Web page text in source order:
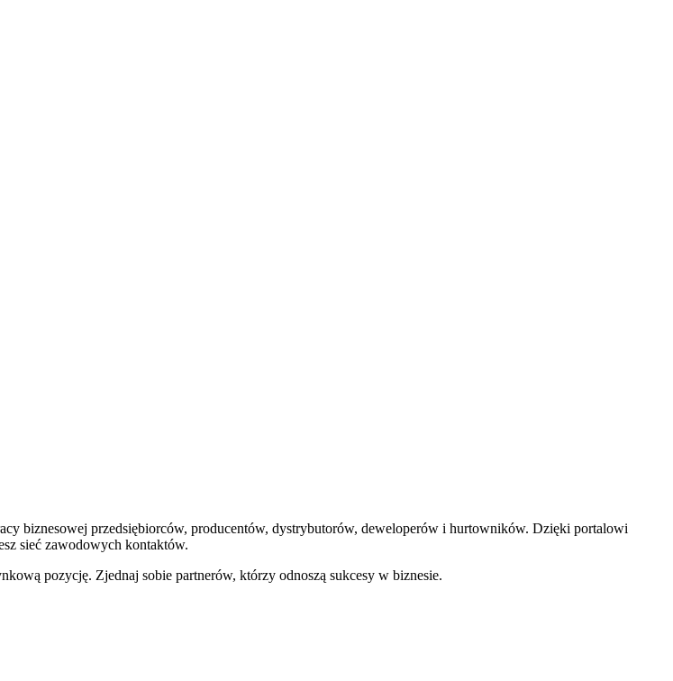
biznesowej przedsiębiorców, producentów, dystrybutorów, deweloperów i hurtowników. Dzięki portalowi
sieć zawodowych kontaktów.
pozycję. Zjednaj sobie partnerów, którzy odnoszą sukcesy w biznesie.